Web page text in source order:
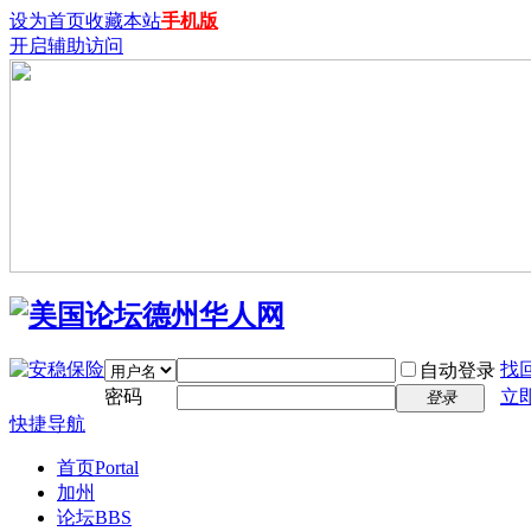
设为首页收藏本站手机版
开启辅助访问
自动登录 找
密码
登录
立
快捷导航
首页Portal
加州
论坛BBS